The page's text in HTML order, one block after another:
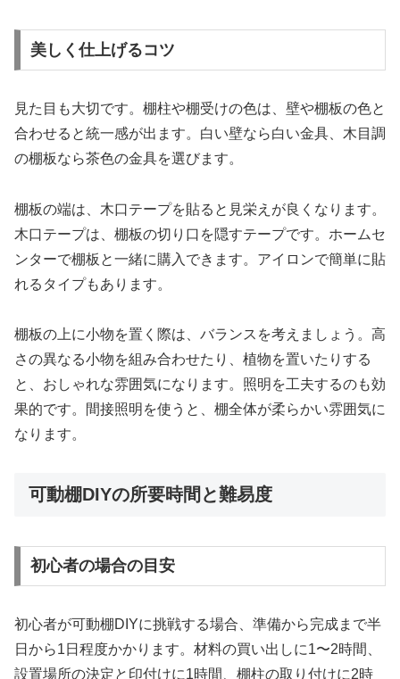
美しく仕上げるコツ
見た目も大切です。棚柱や棚受けの色は、壁や棚板の色と
合わせると統一感が出ます。白い壁なら白い金具、木目調
の棚板なら茶色の金具を選びます。
棚板の端は、木口テープを貼ると見栄えが良くなります。
木口テープは、棚板の切り口を隠すテープです。ホームセ
ンターで棚板と一緒に購入できます。アイロンで簡単に貼
れるタイプもあります。
棚板の上に小物を置く際は、バランスを考えましょう。高
さの異なる小物を組み合わせたり、植物を置いたりする
と、おしゃれな雰囲気になります。照明を工夫するのも効
果的です。間接照明を使うと、棚全体が柔らかい雰囲気に
なります。
可動棚DIYの所要時間と難易度
初心者の場合の目安
初心者が可動棚DIYに挑戦する場合、準備から完成まで半
日から1日程度かかります。材料の買い出しに1〜2時間、
設置場所の決定と印付けに1時間、棚柱の取り付けに2時